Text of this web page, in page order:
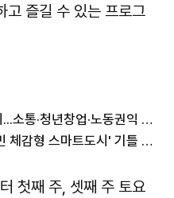
고 즐길 수 있는 프로그
밀양시, 시민 곁으로 더 가까이...소통·청년창업·노동권익 지원 확대
밀양시, AI 행정 혁신으로 '시민 체감형 스마트도시' 기틀 마련
첫째 주, 셋째 주 토요